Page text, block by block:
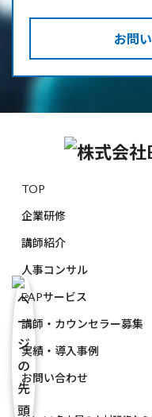
お問
TOP
企業研修
講師紹介
人事コンサル
EAPサービス
講師・カウンセラー募集
実績・導入事例
お問い合わせ